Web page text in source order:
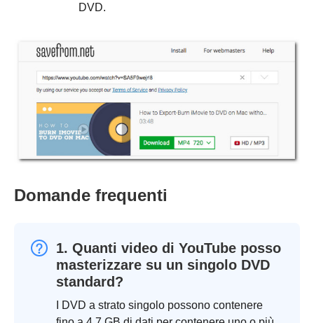
DVD.
Domande frequenti
1. Quanti video di YouTube posso
masterizzare su un singolo DVD
standard?
I DVD a strato singolo possono contenere